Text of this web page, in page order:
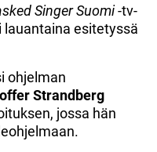
SingerSuomi-tv-
lauantaina esitetyssä
ohjelman
Strandberg
jossa hän